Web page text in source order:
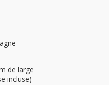
de large
incluse)